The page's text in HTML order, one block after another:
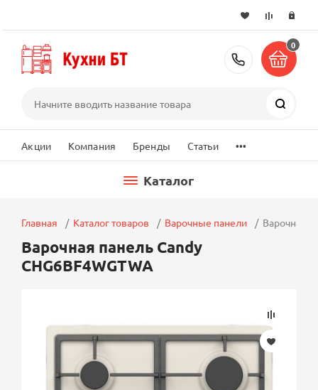
+7 (495)
0
Акции Компания Бренды Статьи ...
Каталог
Главная Каталог товаров Варочные панели Варочная
Варочная панель Candy
CHG6BF4WGTWA